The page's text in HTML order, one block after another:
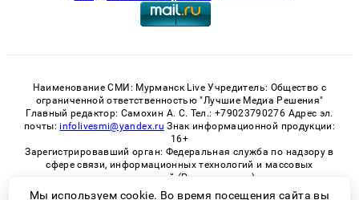
Наименование СМИ: Мурманск Live Учредитель: Общество с
ограниченной ответственностью "Лучшие Медиа Решения"
Главный редактор: Самохин А. С. Тел.: +79023790276 Адрес эл.
почты: infolivesmi@yandex.ru Знак информационной продукции:
16+
Зарегистрировавший орган: Федеральная служба по надзору в
сфере связи, информационных технологий и массовых
коммуникаций (Роскомнадзор)
Регистрационный номер СМИ ЭЛ № ФС 77 - 82534 от 21.01.2022
Мы используем cookie. Во время посещения сайта вы